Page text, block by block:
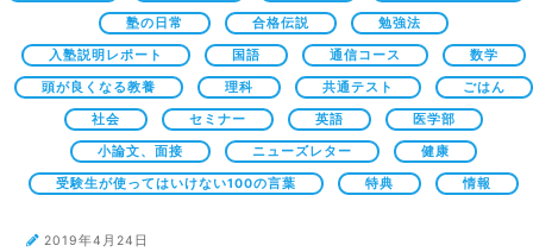
塾の日常 合格伝説 勉強法
入塾説明レポート 国語 通信コース 数学
頭が良くなる教養 理科 共通テスト ごはん
社会 セミナー 英語 医学部
小論文、面接 ニューズレター 健康
受験生が使ってはいけない100の言葉 特典 情報
2019年4月24日